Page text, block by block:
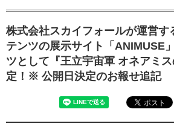
株式会社スカイフォールが運営す
テンツの展示サイト「ANIMUSE
ツとして『王立宇宙軍 オネアミ
定！※ 公開日決定のお報せ追記